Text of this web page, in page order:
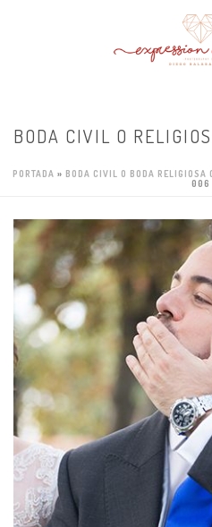
BODA CIVIL O
PORTADA » BODA CIVIL O BODA RELIGIOSA
006